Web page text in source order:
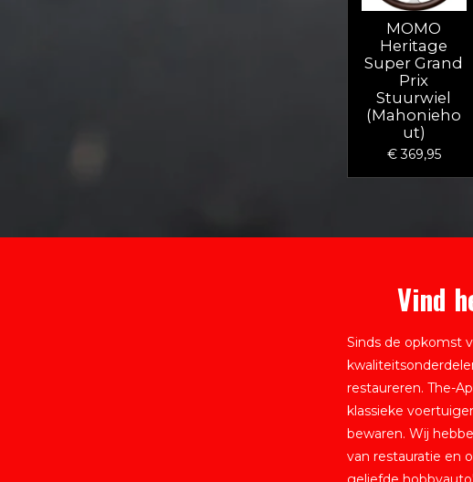
MOMO
Heritage
Super Grand
Prix
Stuurwiel
(Mahonieho
ut)
€ 369,95
Vind
Sinds de opkomst
restaureren. The-
klassieke
bewaren. Wij
van restauratie en